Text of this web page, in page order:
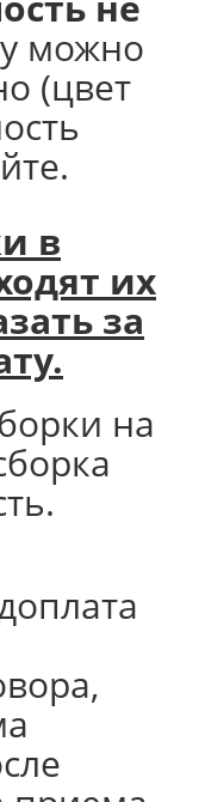
можно
(цвет
в
их
за
на